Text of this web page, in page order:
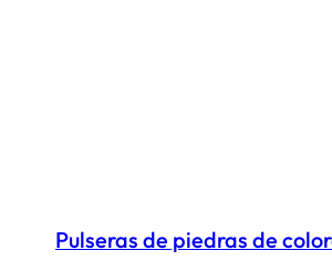
Pulseras de piedras de